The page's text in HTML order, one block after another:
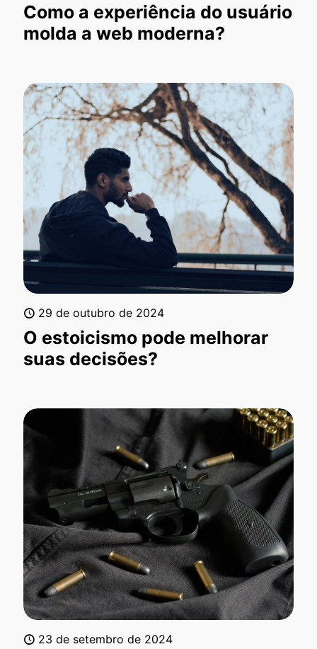
Como a experiência do usuário
molda a web moderna?
29 de outubro de 2024
O estoicismo pode melhorar
suas decisões?
23 de setembro de 2024